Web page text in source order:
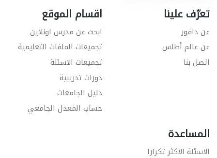
تعرّف علينا
عن دافور
عن عالم أطلس
اتصل بنا
اقسام الموقع
ابحث عن مدرس اونلاين
تجميعات الملفات التعليمية
تجميعات الاسئلة
دورات تدريبية
دليل الجامعات
حساب المعدل الجامعي
المساعدة
الاسئلة الاكثر تكرارا